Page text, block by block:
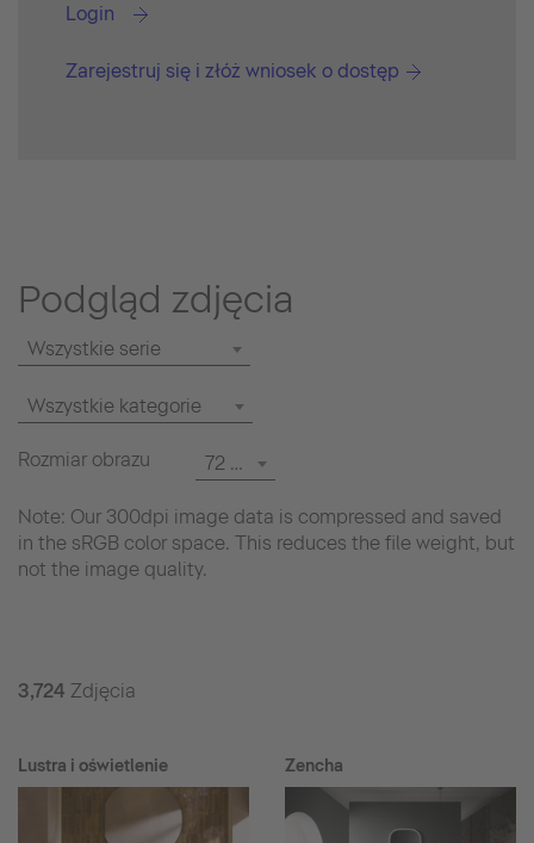
Login
Zarejestruj się i złóż wniosek o dostęp
Podgląd zdjęcia
Wszystkie serie
Wszystkie kategorie
Rozmiar obrazu 72 dpi
Note: Our 300dpi image data is compressed and saved
in the sRGB color space. This reduces the file weight, but
not the image quality.
3,724 Zdjęcia
Lustra i oświetlenie Zencha